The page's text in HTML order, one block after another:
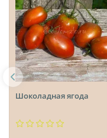
Шоколадная ягода